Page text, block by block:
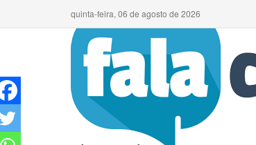
quinta-feira, 06 de agosto de 2026